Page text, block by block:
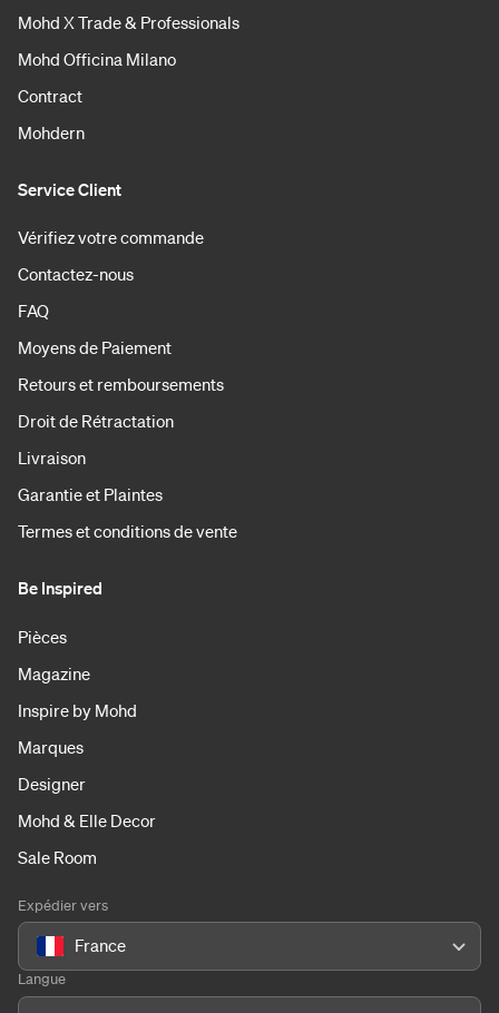
Mohd X Trade & Professionals
Mohd Officina Milano
Contract
Mohdern
Service Client
Vérifiez votre commande
Contactez-nous
FAQ
Moyens de Paiement
Retours et remboursements
Droit de Rétractation
Livraison
Garantie et Plaintes
Termes et conditions de vente
Be Inspired
Pièces
Magazine
Inspire by Mohd
Marques
Designer
Mohd & Elle Decor
Sale Room
Expédier vers
France
Langue